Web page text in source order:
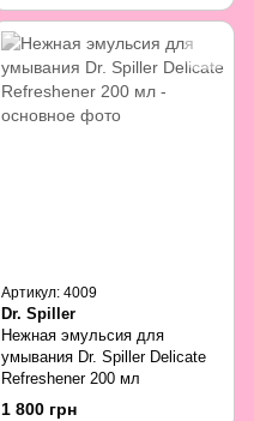
Артикул: 4009
Dr. Spiller
Нежная эмульсия для
умывания Dr. Spiller Delicate
Refreshener 200 мл
1 800 грн